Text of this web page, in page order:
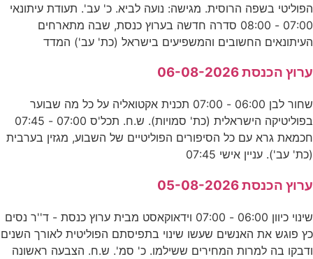
הפוליטי בשפה הרוסית. מגישה: נועה לביא. כ' עב'. תעודת עיתונאי
07:00 - 08:00 סדרה חדשה בערוץ כנסת, שבה מתארחים
העיתונאים החשובים והמשפיעים בישראל (כת' עב') המדד
ערוץ הכנסת 06-08-2026
שחור לבן 06:00 - 07:00 תכנית אקטואליה על כל מה שבוער
בפוליטיקה הישראלית (כת' סמויות). ש.ח. תכל'ס 07:00 - 07:45
חכמאת גרא עם כל הסיפורים הפוליטיים של השבוע, מגזין בערבית
(כת' עב'). עניין אישי 07:45
ערוץ הכנסת 05-08-2026
שינוי כיוון 06:00 - 07:00 וידאוקאסט מבית ערוץ כנסת - ד''ר נסים
כץ פוגש את האנשים שעשו שינוי בתפיסתם הפוליטית לאורך השנים
ודבקו בה למרות המחירים ששילמו. כ' סמ'. ש.ח. הצבעה ראשונה